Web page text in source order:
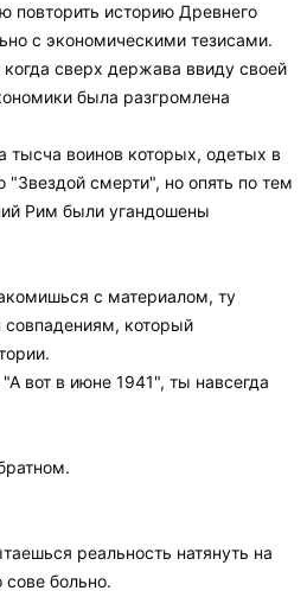
повторить историю Древнего
с экономическими тезисами.
сверх держава ввиду своей
была разгромлена
тысча воинов которых, одетых в
смерти", но опять по тем
Рим были угандошены
с материалом, ту
совпадениям, который
вот в июне 1941", ты навсегда
реальность натянуть на
больно.